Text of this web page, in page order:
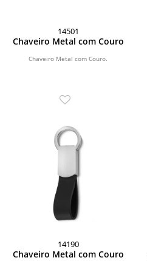
14501
Chaveiro Metal com Couro
Chaveiro Metal com Couro.
14190
Chaveiro Metal com Couro